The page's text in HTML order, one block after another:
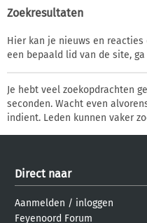
Zoekresultaten
Hier kan je nieuws en reacties
een bepaald lid van de site,
Je hebt veel zoekopdrachten
seconden. Wacht even
indient. Leden kunnen vaker
Direct naar
Aanmelden / inloggen
Feyenoord Forum